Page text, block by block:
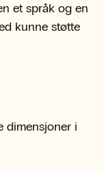
et språk og en
kunne støtte
dimensjoner i